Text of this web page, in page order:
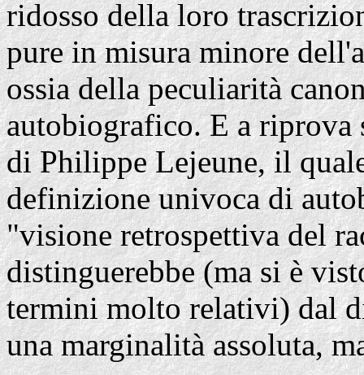
ridosso della loro
pure in misura minore
ossia della peculiarità
autobiografico. E a
di Philippe Lejeune, il
definizione univoca di
"visione retrospettiva del
distinguerebbe (ma si è
termini molto relativi) dal
una marginalità assoluta,